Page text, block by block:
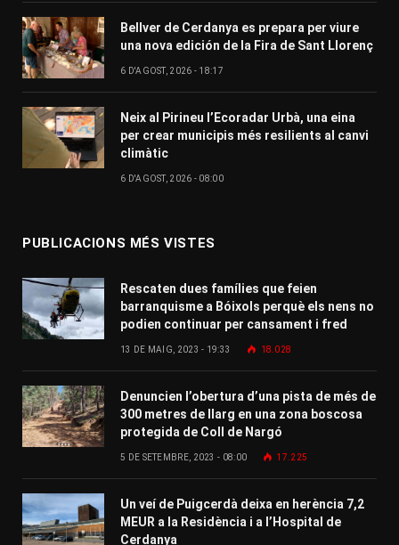
Bellver de Cerdanya es prepara per viure
una nova edición de la Fira de Sant Llorenç
6 D'AGOST, 2026 - 18:17
Neix al Pirineu l’Ecoradar Urbà, una eina
per crear municipis més resilients al canvi
climàtic
6 D'AGOST, 2026 - 08:00
PUBLICACIONS MÉS VISTES
Rescaten dues famílies que feien
barranquisme a Bóixols perquè els nens no
podien continuar per cansament i fred
13 DE MAIG, 2023 - 19:33 18.028
Denuncien l’obertura d’una pista de més de
300 metres de llarg en una zona boscosa
protegida de Coll de Nargó
5 DE SETEMBRE, 2023 - 08:00 17.225
Un veí de Puigcerdà deixa en herència 7,2
MEUR a la Residència i a l’Hospital de
Cerdanya